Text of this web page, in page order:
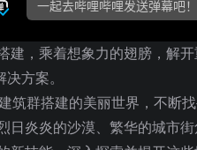
，乘着想象力的翅膀，解
方案。
筑群搭建的美丽世界，不断
炎炎的沙漠、繁华的城市